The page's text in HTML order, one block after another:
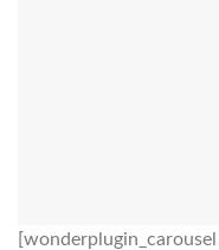
[wonderplugin_carousel